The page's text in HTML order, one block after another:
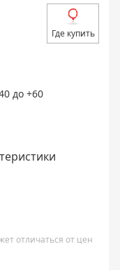
Где купить
до +60
отличаться от цен